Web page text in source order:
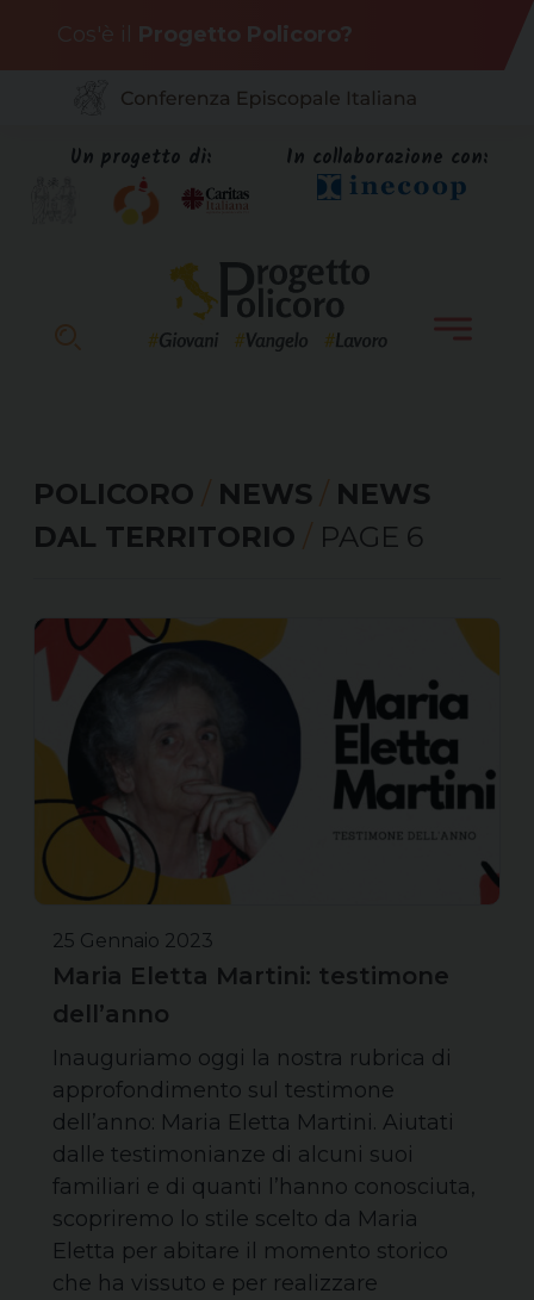
content
Cos'è il Progetto Policoro?
Un progetto di: In collaborazione con:
POLICORO / NEWS / NEWS
DAL TERRITORIO / PAGE 6
25 Gennaio 2023
Maria Eletta Martini: testimone
dell’anno
Inauguriamo oggi la nostra rubrica di
approfondimento sul testimone
dell’anno: Maria Eletta Martini. Aiutati
dalle testimonianze di alcuni suoi
familiari e di quanti l’hanno conosciuta,
scopriremo lo stile scelto da Maria
Eletta per abitare il momento storico
che ha vissuto e per realizzare